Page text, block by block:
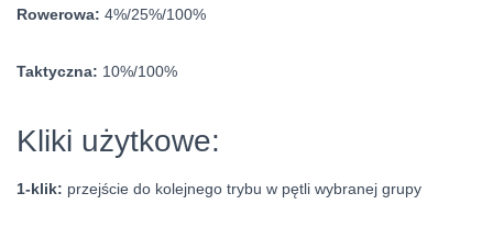
Rowerowa: 4%/25%/100%
Taktyczna: 10%/100%
Kliki użytkowe:
1-klik: przejście do kolejnego trybu w pętli wybranej grupy